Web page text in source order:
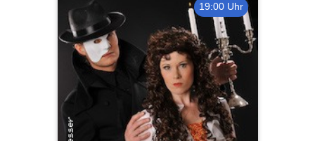
19:00 Uhr